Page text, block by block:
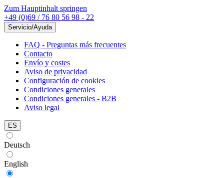
Zum Hauptinhalt springen
+49 (0)69 / 76 80 56 98 - 22
Servicio/Ayuda
FAQ - Preguntas más frecuentes
Contacto
Envío y costes
Aviso de privacidad
Configuración de cookies
Condiciones generales
Condiciones generales - B2B
Aviso legal
ES
Deutsch
English